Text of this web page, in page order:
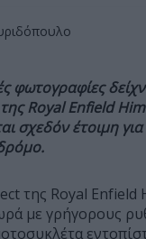
φωτογραφίες
Royal Enfield
σχεδόν έτοιμη
της Royal Enfield
με γρήγορους